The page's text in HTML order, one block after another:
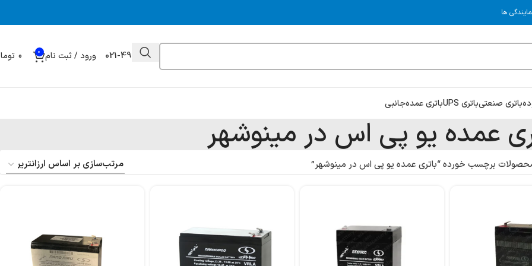
ها
021-49032000 ورود / ثبت نام 0
باتری صنعتیباتری UPS باتری عمدهجانبی
عمده یو پی اس در مینوشهر
برچسب خورده “باتری عمده یو پی اس در مینوشهر”